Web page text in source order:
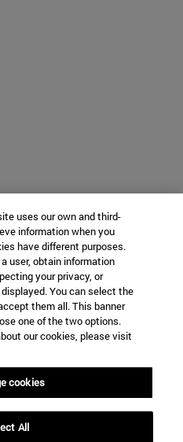
uses our own and third-
information when you
have different purposes.
user, obtain information
your privacy, or
You can select the
them all. This banner
one of the two options.
our cookies, please visit
cookies
All